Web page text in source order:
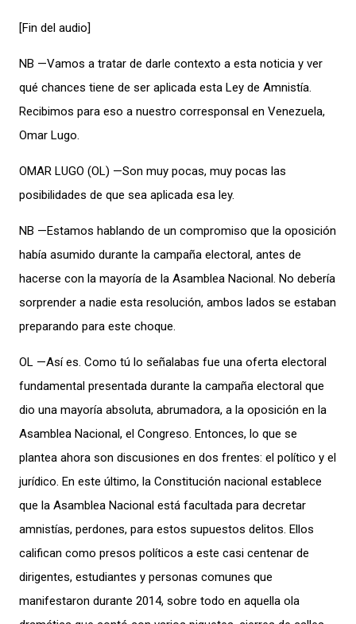
[Fin del audio]
NB —Vamos a tratar de darle contexto a esta noticia y ver
qué chances tiene de ser aplicada esta Ley de Amnistía.
Recibimos para eso a nuestro corresponsal en Venezuela,
Omar Lugo.
OMAR LUGO (OL) —Son muy pocas, muy pocas las
posibilidades de que sea aplicada esa ley.
NB —Estamos hablando de un compromiso que la oposición
había asumido durante la campaña electoral, antes de
hacerse con la mayoría de la Asamblea Nacional. No debería
sorprender a nadie esta resolución, ambos lados se estaban
preparando para este choque.
OL —Así es. Como tú lo señalabas fue una oferta electoral
fundamental presentada durante la campaña electoral que
dio una mayoría absoluta, abrumadora, a la oposición en la
Asamblea Nacional, el Congreso. Entonces, lo que se
plantea ahora son discusiones en dos frentes: el político y el
jurídico. En este último, la Constitución nacional establece
que la Asamblea Nacional está facultada para decretar
amnistías, perdones, para estos supuestos delitos. Ellos
califican como presos políticos a este casi centenar de
dirigentes, estudiantes y personas comunes que
manifestaron durante 2014, sobre todo en aquella ola